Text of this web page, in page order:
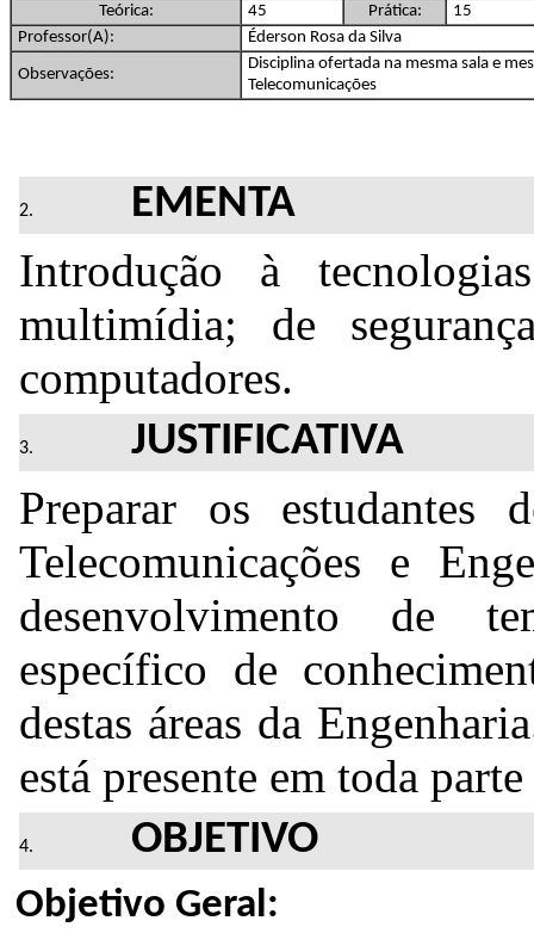
Teórica:
45 Prática:
15
Professor(A):
Éderson Rosa da Silva
Observações:
Disciplina ofertada na mesma sala e
Telecomunicações
EMENTA
Introdução à
multimídia; de
computadores.
JUSTIFICATIVA
Preparar os estudantes
Telecomunicações e
desenvolvimento de
específico de
destas áreas da
está presente em toda
OBJETIVO
Objetivo Geral: